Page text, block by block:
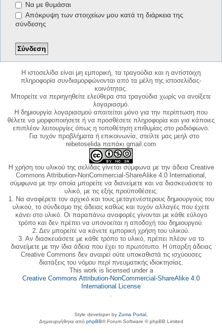
Να με θυμάσαι
Απόκρυψη των στοιχείων μου κατά τη διάρκεια της
σύνδεσης
Η ιστοσελίδα είναι μη εμπορική, τα τραγούδια και η αντίστοιχη
πληροφορία συνδιαμορφώνονται από τα μέλη της ιστοσελίδας-
κοινότητας.
Μπορείτε να περιηγηθείτε ελεύθερα στα τραγούδια χωρίς να ανοίξετε
λογαριασμό.
Η δημιουργία λογαριασμού απαιτείται μόνο για την περίπτωση που
θέλετε να μορφοποιήσετε ή να προσθέσετε πληροφορία και για κάποιες
επιπλέον λειτουργίες όπως η τοποθέτηση επιθυμίας στο ραδιόφωνο.
Για τυχόν προβλήματα ή επικοινωνία, στείλτε μας μεηλ στο
rebetoselida παπάκι gmail.com
Η χρήση του υλικού της σελίδας γίνεται σύμφωνα με την άδεια Creative
Commons Attribution-NonCommercial-ShareAlike 4.0 International,
σύμφωνα με την οποία μπορείτε να διανείμετε και να διασκευάσετε το
υλικό, με τις εξής προϋποθέσεις:
1. Να αναφέρετε τον αρχικό και τους μεταγενέστερους δημιουργούς του
υλικού, το σύνδεσμο της άδειας καθώς και τυχόν αλλαγές που έχετε
κάνει στο υλικό. Οι παραπάνω αναφορές γίνονται με κάθε εύλογο
τρόπο και δεν πρέπει να υπονοείται η αποδοχή του δημιουργού.
2. Δεν μπορείτε να κάνετε εμπορική χρήση του υλικού.
3. Αν διασκευάσετε με κάθε τρόπο το υλικό, πρέπει πλέον να το
διανείμετε με την ίδια άδεια που έχει το πρωτότυπο. Η ύπαρξη άδειας
Creative Commons δεν αναιρεί ούτε υποκαθιστά τις ισχύουσες
διατάξεις του νόμου περί πνευματικής ιδιοκτησίας.
This work is licensed under a
Creative Commons Attribution-NonCommercial-ShareAlike 4.0
International License
.
Style developer by Zuma Portal
Δημιουργήθηκε από phpBB® Forum Software © phpBB Limited